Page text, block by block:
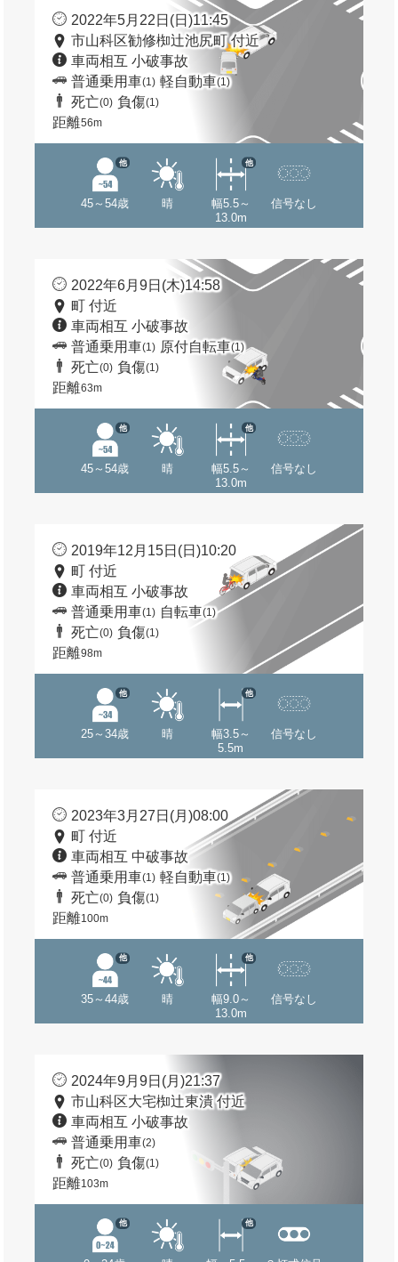
2022年5月22日(日)11:45
市山科区勧修椥辻池尻町 付近
車両相互 小破事故
普通乗用車(1) 軽自動車(1)
死亡(0) 負傷(1)
距離56m
45～54歳
他
晴
幅5.5～
13.0m
他
信号なし
2022年6月9日(木)14:58
町 付近
車両相互 小破事故
普通乗用車(1) 原付自転車(1)
死亡(0) 負傷(1)
距離63m
45～54歳
他
晴
幅5.5～
13.0m
他
信号なし
2019年12月15日(日)10:20
町 付近
車両相互 小破事故
普通乗用車(1) 自転車(1)
死亡(0) 負傷(1)
距離98m
25～34歳
他
晴
幅3.5～
5.5m
他
信号なし
2023年3月27日(月)08:00
町 付近
車両相互 中破事故
普通乗用車(1) 軽自動車(1)
死亡(0) 負傷(1)
距離100m
35～44歳
他
晴
幅9.0～
13.0m
他
信号なし
2024年9月9日(月)21:37
市山科区大宅椥辻東潰 付近
車両相互 小破事故
普通乗用車(2)
死亡(0) 負傷(1)
距離103m
他 他